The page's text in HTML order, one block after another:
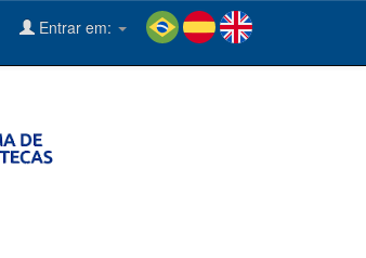
Entrar em: